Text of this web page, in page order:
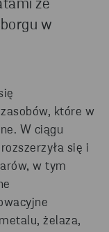
ze
w
które w
W ciągu
się i
w tym
żelaza,